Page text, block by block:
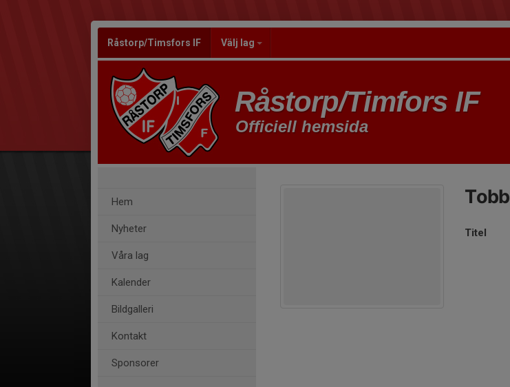
Råstorp/Timsfors IF Välj lag
Råstorp/Timfors IF
Officiell hemsida
Hem
Nyheter
Våra lag
Kalender
Bildgalleri
Kontakt
Sponsorer
Titel